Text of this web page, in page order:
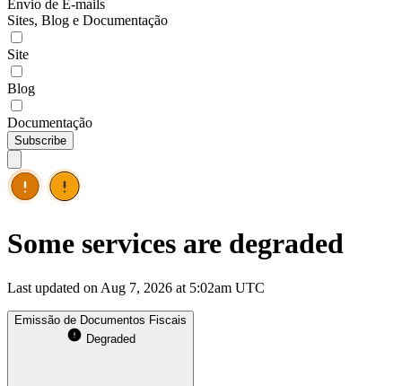
Envio de E-mails
Sites, Blog e Documentação
Site
Blog
Documentação
Subscribe
Some services are degraded
Last updated on Aug 7, 2026 at 5:02am UTC
Emissão de Documentos Fiscais
Degraded